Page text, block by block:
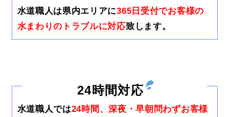
水道職人は県内エリアに365日受付でお客様の
水まわりのトラブルに対応致します。
24時間対応
水道職人では24時間、深夜・早朝問わずお客様